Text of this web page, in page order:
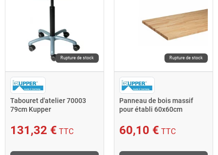
Rupture de stock
Tabouret d'atelier 70003
79cm Kupper
131,32 € TTC
Rupture de stock
Panneau de bois massif
pour établi 60x60cm
60,10 € TTC